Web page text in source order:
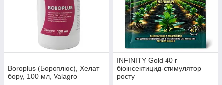
Boroplus (Бороплюс), Хелат
бору, 100 мл, Valagro
INFINITY Gold 40 г —
біоінсектицид-стимулятор
росту